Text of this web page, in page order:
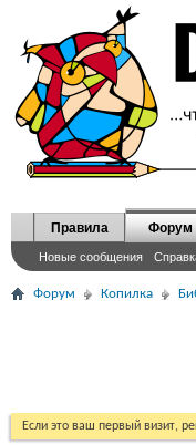
Правила Форум
Новые сообщения
Форум Копилка
Если это ваш первый визит,